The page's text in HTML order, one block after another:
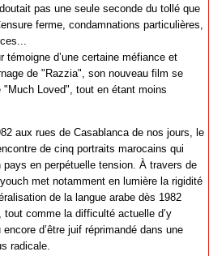
pas une seule seconde du tollé que
ferme, condamnations particulières,
témoigne d’une certaine méfiance et
de "Razzia", son nouveau film se
Loved", tout en étant moins
aux rues de Casablanca de nos jours, le
de cinq portraits marocains qui
pays en perpétuelle tension. À travers de
met notamment en lumière la rigidité
de la langue arabe dès 1982
comme la difficulté actuelle d’y
d’être juif réprimandé dans une
radicale.